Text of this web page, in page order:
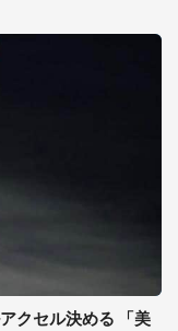
クセル決める 「美